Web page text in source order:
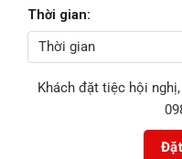
Thời gian:
Khách đặt tiệc hội